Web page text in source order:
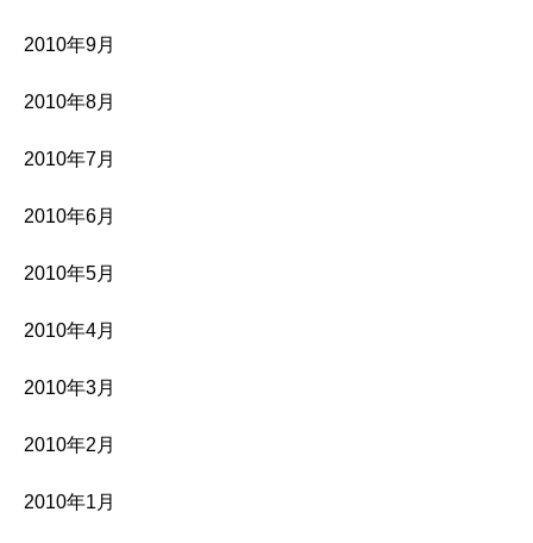
2010年9月
2010年8月
2010年7月
2010年6月
2010年5月
2010年4月
2010年3月
2010年2月
2010年1月